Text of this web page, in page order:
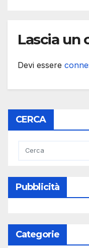
Lascia un
Devi essere
CERCA
Pubblicità
Categorie